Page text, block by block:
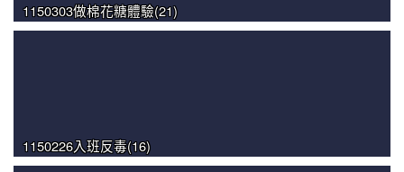
1150303做棉花糖體驗(21)
1150226入班反毒(16)